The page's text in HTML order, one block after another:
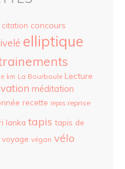
citation concours
elliptique
km La Bourboule Lecture
méditation
recette repos reprise
lanka tapis tapis de
voyage végan vélo